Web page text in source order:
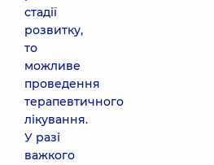
стадії
розвитку,
то
можливе
проведення
терапевтичного
лікування.
У разі
важкого